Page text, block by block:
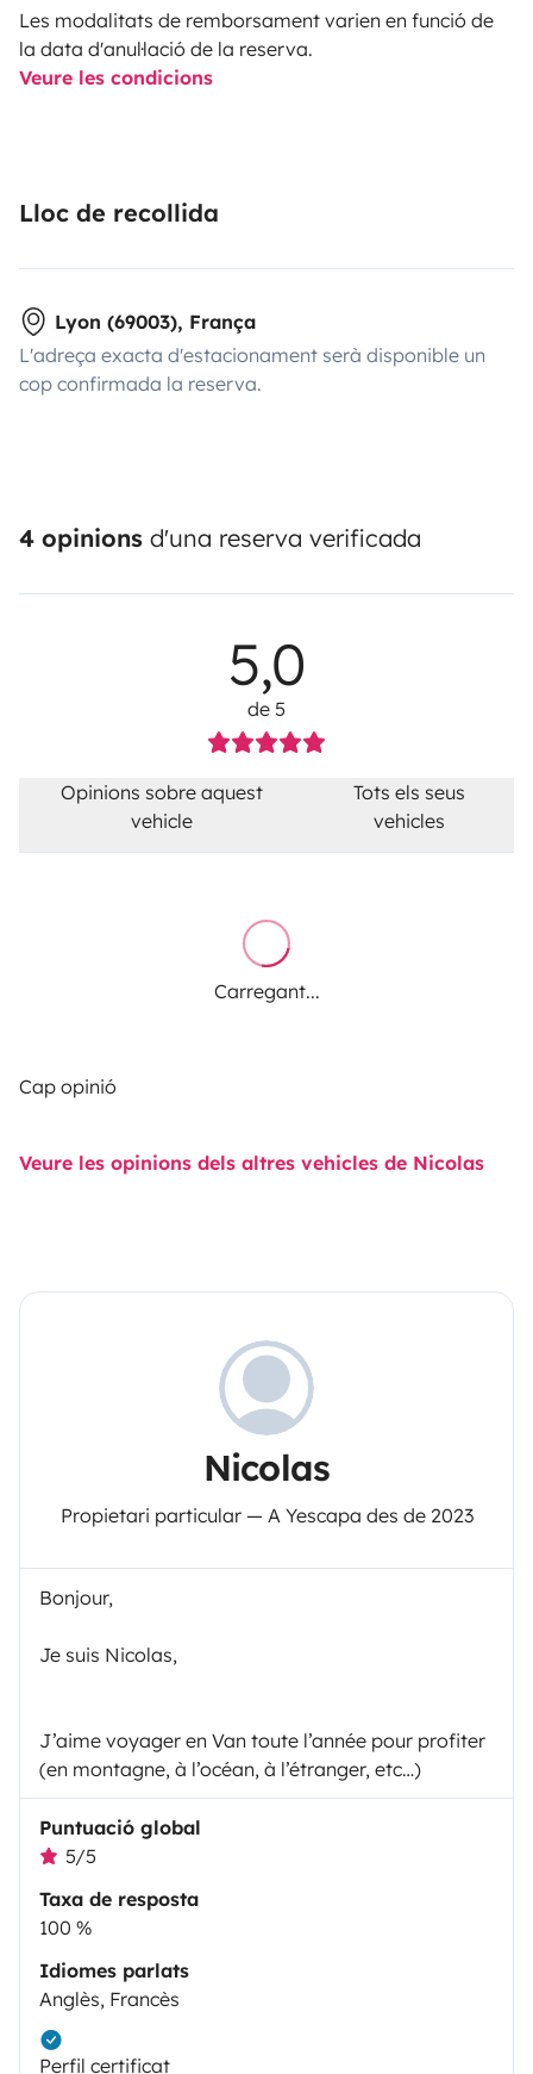
Les modalitats de remborsament varien en funció de
la data d'anul·lació de la reserva.
Veure les condicions
Lloc de recollida
Lyon (69003), França
L'adreça exacta d'estacionament serà disponible un
cop confirmada la reserva.
4 opinions d'una reserva verificada
5,0
de 5
Opinions sobre aquest
vehicle
Tots els seus
vehicles
Carregant...
Cap opinió
Veure les opinions dels altres vehicles de Nicolas
Nicolas
Propietari particular — A Yescapa des de 2023
Bonjour,
Je suis Nicolas,
J’aime voyager en Van toute l’année pour profiter
(en montagne, à l’océan, à l’étranger, etc…)
Puntuació global
5/5
Taxa de resposta
100 %
Idiomes parlats
Anglès, Francès
Perfil certificat